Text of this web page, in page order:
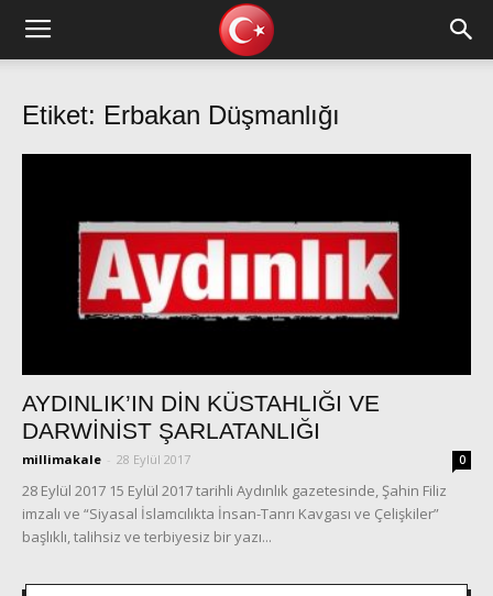
Etiket: Erbakan Düşmanlığı
AYDINLIK’IN DİN KÜSTAHLIĞI VE
DARWİNİST ŞARLATANLIĞI
millimakale 28 Eylül 2017 0
28 Eylül 2017 15 Eylül 2017 tarihli Aydınlık gazetesinde, Şahin Filiz
imzalı ve “Siyasal İslamcılıkta İnsan-Tanrı Kavgası ve Çelişkiler”
başlıklı, talihsiz ve terbiyesiz bir yazı...